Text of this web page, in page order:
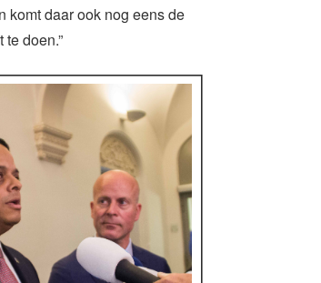
komt daar ook nog eens de
doen.”